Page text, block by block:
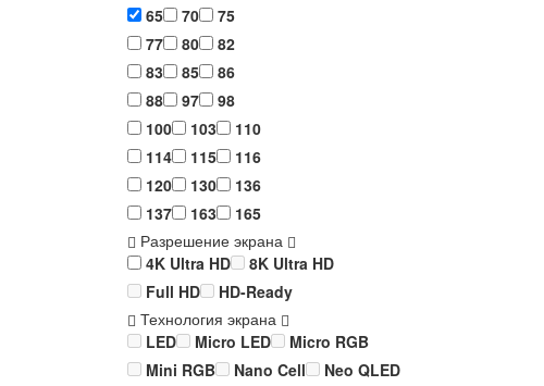
65
70
75
77
80
82
83
85
86
88
97
98
100
103
110
114
115
116
120
130
136
137
163
165
Разрешение экрана
4K Ultra HD
8K Ultra HD
Full HD
HD-Ready
Технология экрана
LED
Micro LED
Micro RGB
Mini RGB
Nano Cell
Neo QLED